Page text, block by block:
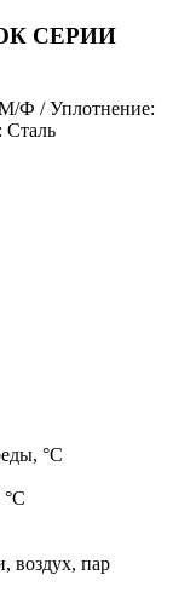
СЕРИИ
Ф / Уплотнение:
Сталь
°C
воздух, пар